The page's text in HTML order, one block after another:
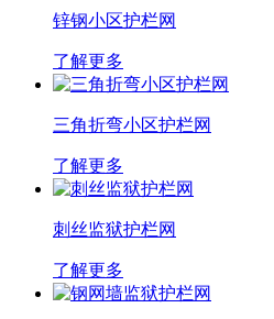
锌钢小区护栏网
了解更多
三角折弯小区护栏网
了解更多
刺丝监狱护栏网
了解更多